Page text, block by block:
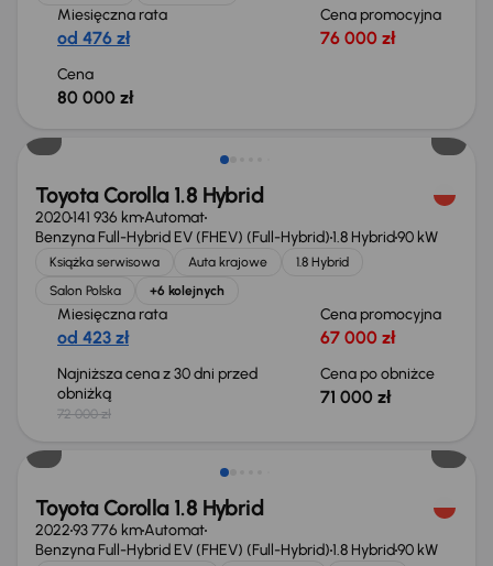
Miesięczna rata
od 476 zł
Cena promocyjna
76 000 zł
Cena
80 000 zł
Taniej o 1 000 zł
Toyota Corolla 1.8 Hybrid
2020141 936 kmAutomat
Benzyna Full-Hybrid EV (FHEV) (Full-Hybrid)1.8 Hybrid90 kW
Książka serwisowa Auta krajowe
1.8 Hybrid
Salon Polska
+6 kolejnych
Miesięczna rata
od 423 zł
Cena promocyjna
67 000 zł
Najniższa cena z 30 dni przed
obniżką
72 000 zł
Cena po obniżce
71 000 zł
Możliwość odliczenia VAT
Toyota Corolla 1.8 Hybrid
202293 776 kmAutomat
Benzyna Full-Hybrid EV (FHEV) (Full-Hybrid)1.8 Hybrid90 kW